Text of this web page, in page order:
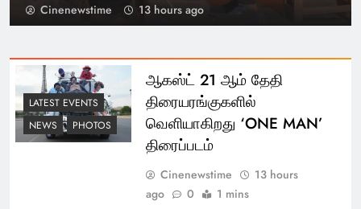
Cinenewstime 13 hours ago
LATEST EVENTS
NEWS
PHOTOS
ஆகஸ்ட் 21 ஆம் தேதி
திரையரங்குகளில்
வெளியாகிறது ‘ONE MAN’
திரைப்படம்
Cinenewstime
13 hours
ago
0 1 mins